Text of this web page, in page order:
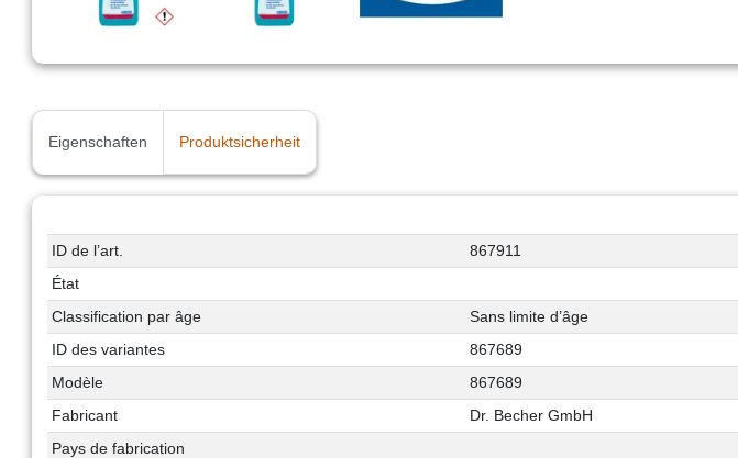
Eigenschaften Produktsicherheit
ID de l’art.
867911
État
Classification par âge
Sans limite d’âge
ID des variantes
867689
Modèle
867689
Fabricant
Dr. Becher GmbH
Pays de fabrication